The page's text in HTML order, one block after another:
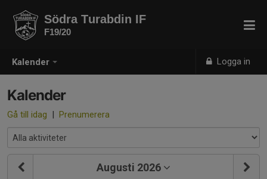
Kalender Logga in
Södra Turabdin IF
F19/20
Kalender
Gå till idag | Prenumerera
Augusti 2026